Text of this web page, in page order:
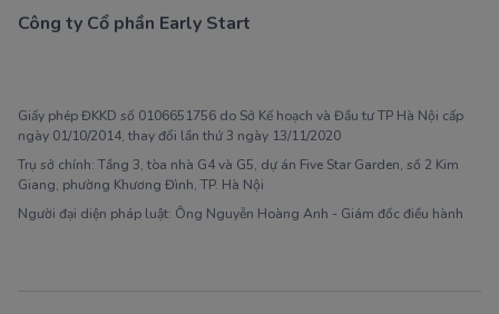
Công ty Cổ phần Early Start
Giấy phép ĐKKD số 0106651756 do Sở Kế hoạch và Đầu tư TP Hà Nội cấp
ngày 01/10/2014, thay đổi lần thứ 3 ngày 13/11/2020
Trụ sở chính: Tầng 3, tòa nhà G4 và G5, dự án Five Star Garden, số 2 Kim
Giang, phường Khương Đình, TP. Hà Nội
Người đại diện pháp luật: Ông Nguyễn Hoàng Anh - Giám đốc điều hành